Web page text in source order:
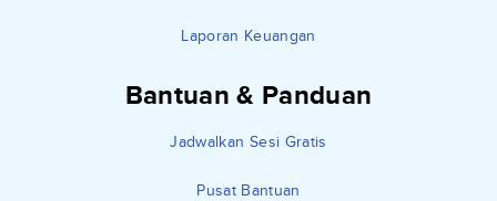
Laporan Keuangan
Bantuan & Panduan
Jadwalkan Sesi Gratis
Pusat Bantuan